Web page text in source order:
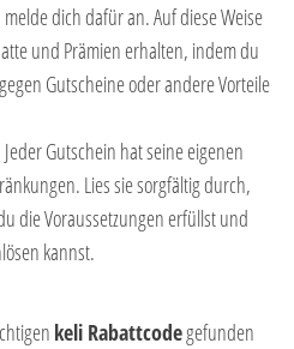
dich dafür an. Auf diese Weise
und Prämien erhalten, indem du
Gutscheine oder andere Vorteile
Jeder Gutschein hat seine eigenen
Lies sie sorgfältig durch,
die Voraussetzungen erfüllst und
kannst.
keli Rabattcodegefunden